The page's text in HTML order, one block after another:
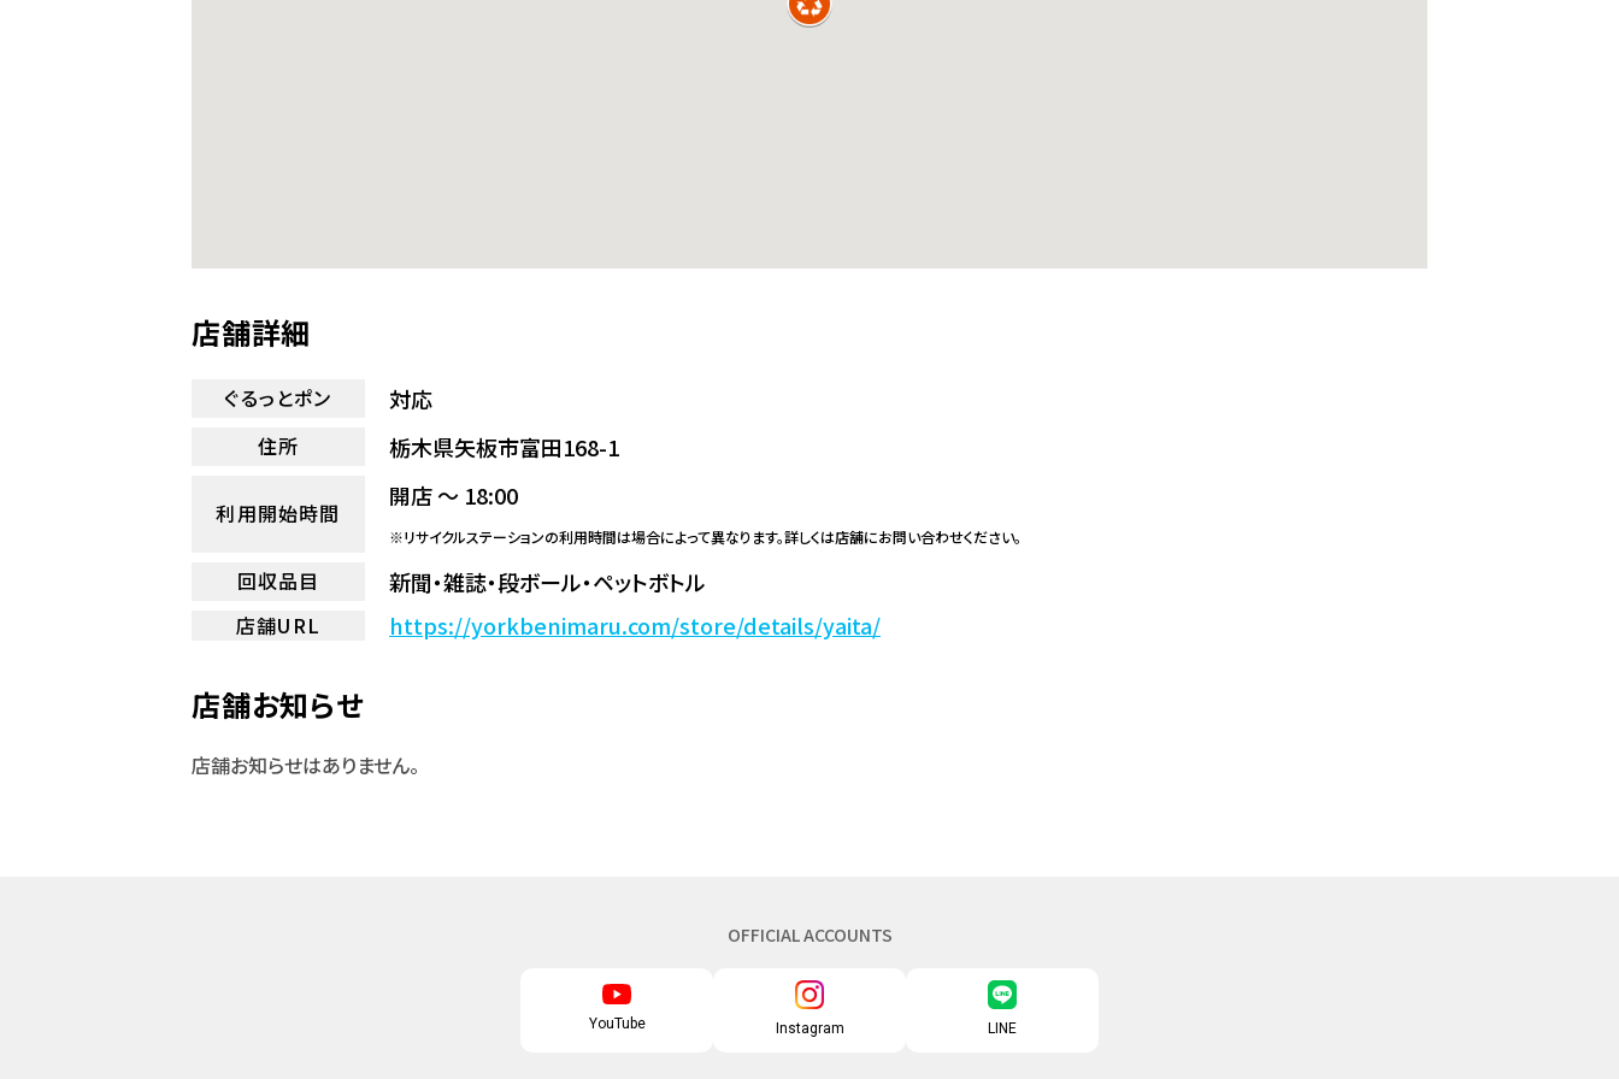
店舗詳細
ぐるっとポン 対応
住所 栃木県矢板市富田168-1
利用開始時間
開店 ～ 18:00
※リサイクルステーションの利用時間は場合によって異なります。詳しくは店舗にお問い合わせください。
回収品目 新聞・雑誌・段ボール・ペットボトル
店舗URL https://yorkbenimaru.com/store/details/yaita/
店舗お知らせ
店舗お知らせはありません。
OFFICIAL ACCOUNTS
YouTube Instagram LINE